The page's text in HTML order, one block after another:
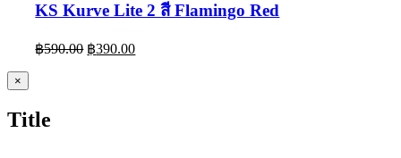
KS Kurve Lite 2 สี Flamingo Red
฿590.00 Original
฿390.00Current
Close
product
view
×
Title